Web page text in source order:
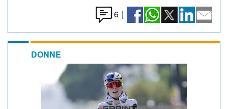
6 |
DONNE